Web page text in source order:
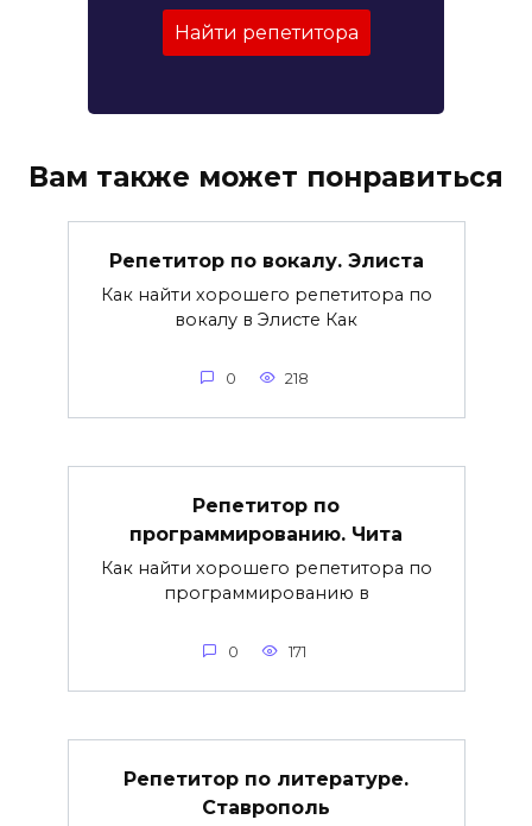
Найти репетитора
Вам также может понравиться
Репетитор по вокалу. Элиста
Как найти хорошего репетитора по
вокалу в Элисте Как
0 218
Репетитор по
программированию. Чита
Как найти хорошего репетитора по
программированию в
0 171
Репетитор по литературе.
Ставрополь